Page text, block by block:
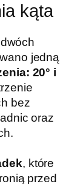
kąta
jedną
20° i
bez
oraz
, które
przed